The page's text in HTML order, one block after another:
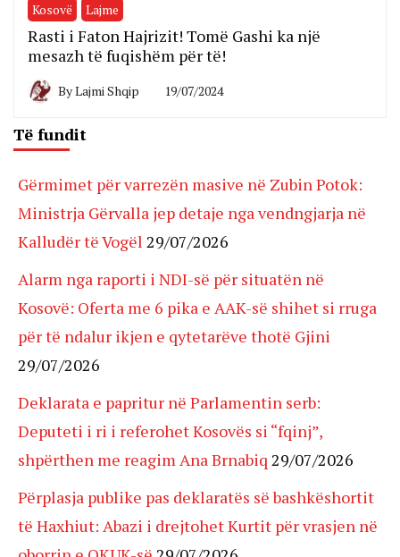
Kosovë Lajme
Rasti i Faton Hajrizit! Tomë Gashi ka një
mesazh të fuqishëm për të!
ByLajmi Shqip 19/07/2024
Të fundit
Gërmimet për varrezën masive në Zubin Potok:
Ministrja Gërvalla jep detaje nga vendngjarja në
Kalludër të Vogël 29/07/2026
Alarm nga raporti i NDI-së për situatën në
Kosovë: Oferta me 6 pika e AAK-së shihet si rruga
për të ndalur ikjen e qytetarëve thotë Gjini
29/07/2026
Deklarata e papritur në Parlamentin serb:
Deputeti i ri i referohet Kosovës si “fqinj”,
shpërthen me reagim Ana Brnabiq 29/07/2026
Përplasja publike pas deklaratës së bashkëshortit
të Haxhiut: Abazi i drejtohet Kurtit për vrasjen në